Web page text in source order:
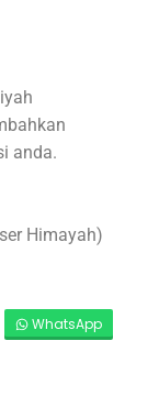
anda.
Himayah)
WhatsApp